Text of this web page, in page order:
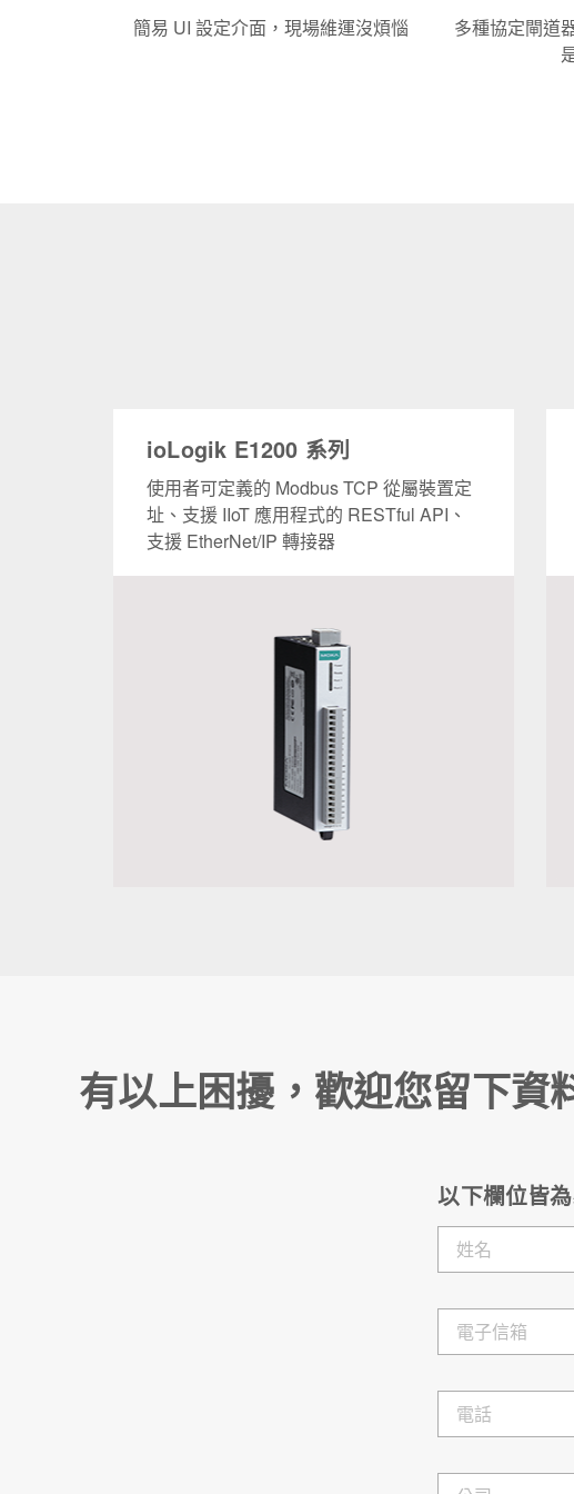
簡易 UI 設定介面，現場維運沒煩惱
多種協定閘道
ioLogik E1200 系列
使用者可定義的 Modbus TCP 從屬裝置定
址、支援 IIoT 應用程式的 RESTful API、
支援 EtherNet/IP 轉接器
有以上困擾，歡迎您留下資
以下欄位皆